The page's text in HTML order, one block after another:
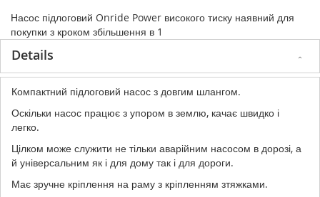
Насос підлоговий Onride Power високого тиску наявний для
покупки з кроком збільшення в 1
Details
Компактний підлоговий насос з довгим шлангом.
Оскільки насос працює з упором в землю, качає швидко і
легко.
Цілком може служити не тільки аварійним насосом в дорозі, а
й універсальним як і для дому так і для дороги.
Має зручне кріплення на раму з кріпленням зтяжками.